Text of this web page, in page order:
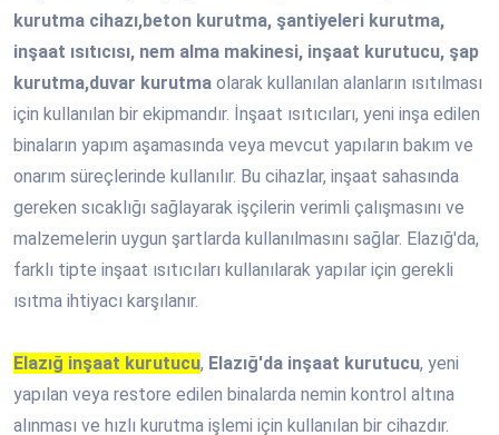
kurutma cihazı,beton kurutma, şantiyeleri kurutma,
inşaat ısıtıcısı, nem alma makinesi, inşaat kurutucu, şap
kurutma,duvar kurutma olarak kullanılan alanların ısıtılması
için kullanılan bir ekipmandır. İnşaat ısıtıcıları, yeni inşa edilen
binaların yapım aşamasında veya mevcut yapıların bakım ve
onarım süreçlerinde kullanılır. Bu cihazlar, inşaat sahasında
gereken sıcaklığı sağlayarak işçilerin verimli çalışmasını ve
malzemelerin uygun şartlarda kullanılmasını sağlar. Elazığ'da,
farklı tipte inşaat ısıtıcıları kullanılarak yapılar için gerekli
ısıtma ihtiyacı karşılanır.
Elazığ inşaat kurutucu, Elazığ'da inşaat kurutucu, yeni
yapılan veya restore edilen binalarda nemin kontrol altına
alınması ve hızlı kurutma işlemi için kullanılan bir cihazdır.